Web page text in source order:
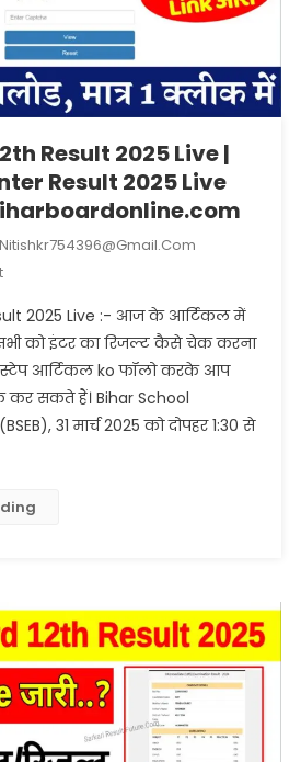
Result 2025 Live |
Result 2025 Live
Nitishkr754396@gmail.com
On
Board
12th
Result
2025
Live
Board
सीधा
लिंक
@biharboardonline.com
2025 Live :- आज के आर्टिकल में
को इंटर का रिजल्ट कैसे चेक करना
स्टेप आर्टिकल ko फॉलो करके आप
कर सकते हैं। Bihar School
31 मार्च 2025 को दोपहर 1:30 से